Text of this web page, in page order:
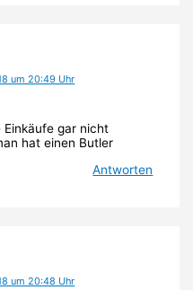
um 20:49 Uhr
Einkäufe gar nicht
hat einen Butler
Antworten
um 20:48 Uhr